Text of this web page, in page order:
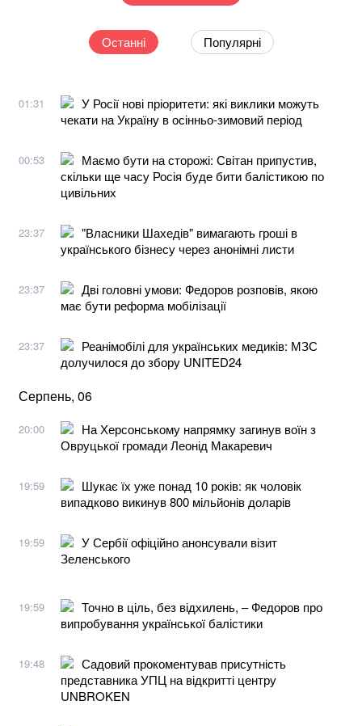
Останні Популярні
01:31
У Росії нові пріоритети: які виклики можуть
чекати на Україну в осінньо-зимовий період
00:53
Маємо бути на сторожі: Світан припустив,
скільки ще часу Росія буде бити балістикою по
цивільних
23:37
"Власники Шахедів" вимагають гроші в
українського бізнесу через анонімні листи
23:37
Дві головні умови: Федоров розповів, якою
має бути реформа мобілізації
23:37
Реанімобілі для українських медиків: МЗС
долучилося до збору UNITED24
Серпень, 06
20:00
На Херсонському напрямку загинув воїн з
Овруцької громади Леонід Макаревич
19:59
Шукає їх уже понад 10 років: як чоловік
випадково викинув 800 мільйонів доларів
19:59
У Сербії офіційно анонсували візит
Зеленського
19:59
Точно в ціль, без відхилень, – Федоров про
випробування української балістики
19:48
Садовий прокоментував присутність
представника УПЦ на відкритті центру
UNBROKEN